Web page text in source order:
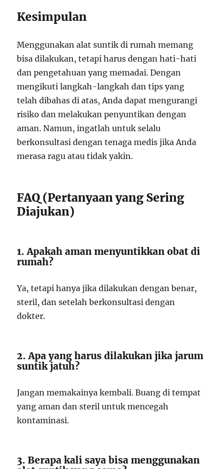
Kesimpulan
Menggunakan alat suntik di rumah memang
bisa dilakukan, tetapi harus dengan hati-hati
dan pengetahuan yang memadai. Dengan
mengikuti langkah-langkah dan tips yang
telah dibahas di atas, Anda dapat mengurangi
risiko dan melakukan penyuntikan dengan
aman. Namun, ingatlah untuk selalu
berkonsultasi dengan tenaga medis jika Anda
merasa ragu atau tidak yakin.
FAQ (Pertanyaan yang Sering
Diajukan)
1. Apakah aman menyuntikkan obat di
rumah?
Ya, tetapi hanya jika dilakukan dengan benar,
steril, dan setelah berkonsultasi dengan
dokter.
2. Apa yang harus dilakukan jika jarum
suntik jatuh?
Jangan memakainya kembali. Buang di tempat
yang aman dan steril untuk mencegah
kontaminasi.
3. Berapa kali saya bisa menggunakan